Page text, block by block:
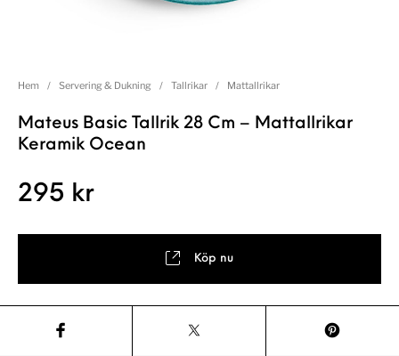
Hem / Servering & Dukning / Tallrikar / Mattallrikar
Mateus Basic Tallrik 28 Cm – Mattallrikar
Keramik Ocean
295 kr
Köp nu